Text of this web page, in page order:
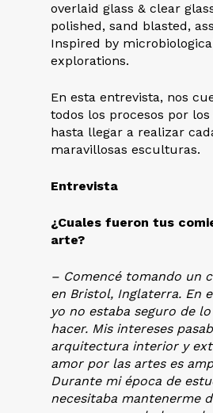
overlaid glass & clear
polished, sand blasted,
Inspired by
explorations.
En esta entrevista, nos
todos los procesos por
hasta llegar a realizar
maravillosas esculturas.
Entrevista
¿Cuales fueron tus
arte?
– Comencé tomando un
en Bristol, Inglaterra. En
yo no estaba seguro de
hacer. Mis intereses
arquitectura interior y
amor por las artes es
Durante mi época de
necesitaba mantenerme